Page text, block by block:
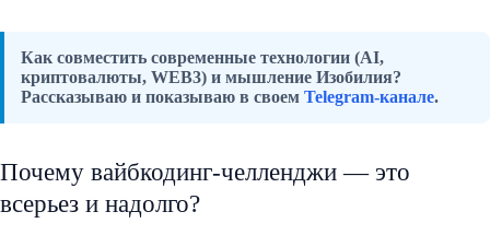
Как совместить современные технологии (AI,
криптовалюты, WEB3) и мышление Изобилия?
Рассказываю и показываю в своем Telegram-канале.
Почему вайбкодинг-челленджи — это
всерьез и надолго?